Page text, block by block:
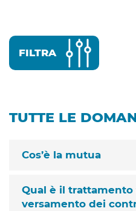
FILTRA
TUTTE LE
Cos’è la mutua
Qual è il trattamento
versamento dei